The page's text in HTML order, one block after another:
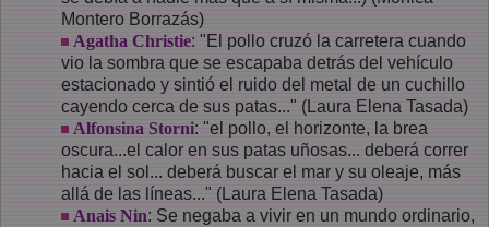
Montero Borrazás)
Agatha Christie: "El pollo cruzó la carretera cuando
vio la sombra que se escapaba detrás del vehículo
estacionado y sintió el ruido del metal de un cuchillo
cayendo cerca de sus patas..." (Laura Elena Tasada)
Alfonsina Storni: "el pollo, el horizonte, la brea
oscura...el calor en sus patas uñosas... deberá correr
hacia el sol... deberá buscar el mar y su oleaje, más
allá de las líneas..." (Laura Elena Tasada)
Anais Nin: Se negaba a vivir en un mundo ordinario,